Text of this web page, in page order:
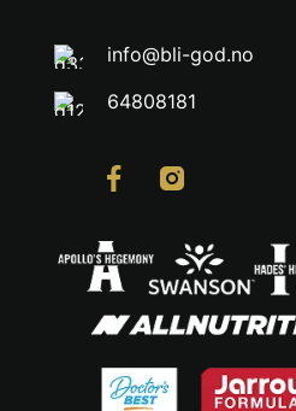
info@bli-god.no
64808181